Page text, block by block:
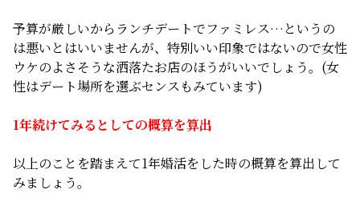
予算が厳しいからランチデートでファミレス…というの
は悪いとはいいませんが、特別いい印象ではないので女性
ウケのよさそうな洒落たお店のほうがいいでしょう。(女
性はデート場所を選ぶセンスもみています)
1年続けてみるとしての概算を算出
以上のことを踏まえて1年婚活をした時の概算を算出して
みましょう。